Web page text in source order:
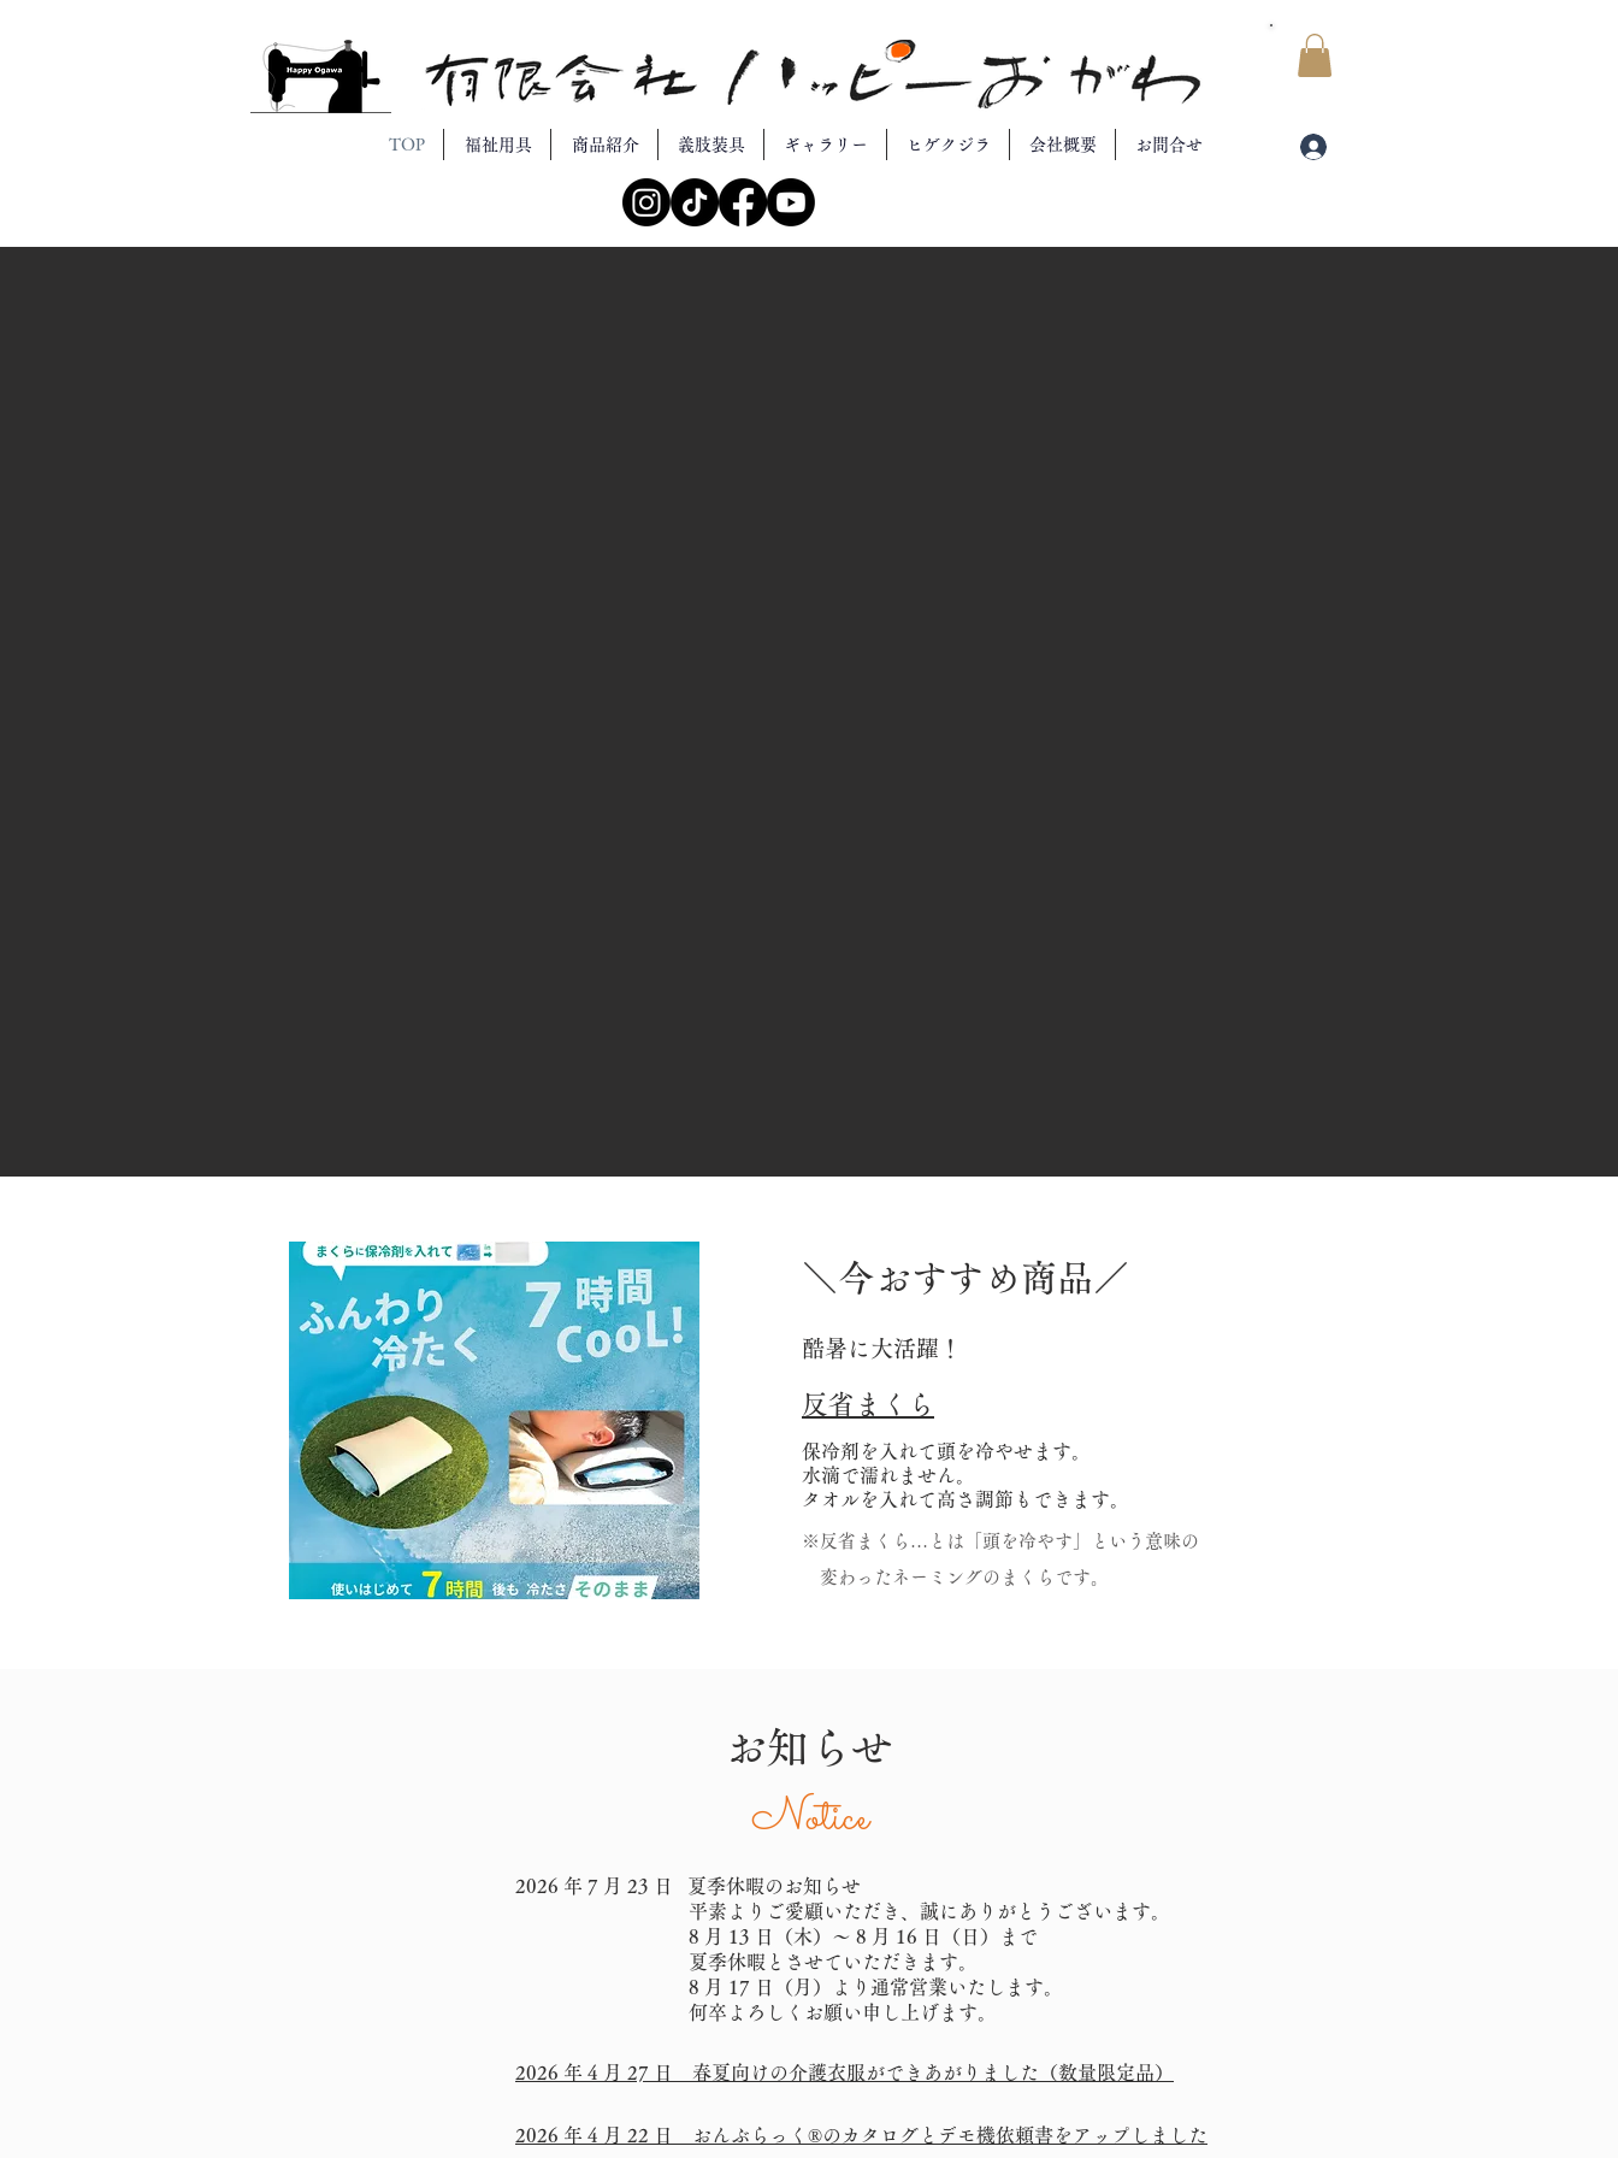
TOP 福祉用具 商品紹介 義肢装具 ギャラリー ヒゲクジラ 会社概要 お問合せ
＼今おすすめ商品／
酷暑に大活躍！
反省まくら
保冷剤を入れて頭を冷やせます。
水滴で濡れません。
​タオルを入れて高さ調節もできます。
※反省まくら…とは「頭を冷やす」という意味の
変わったネーミングのまくらです。
お知らせ
Notice
2026 年 7 月 23 日
夏季休暇のお知らせ
平素よりご愛顧いただき、誠にありがとうございます。
8 月 13 日（木）～ 8 月 16 日（日）まで
夏季休暇とさせていただきます。
8 月 17 日（月）より通常営業いたします。
何卒よろしくお願い申し上げます。
2026 年 4 月 27 日 春夏向けの介護衣服ができあがりました（数量限定品）
2026 年 4 月 22 日 おんぶらっく®のカタログとデモ機依頼書をアップしました